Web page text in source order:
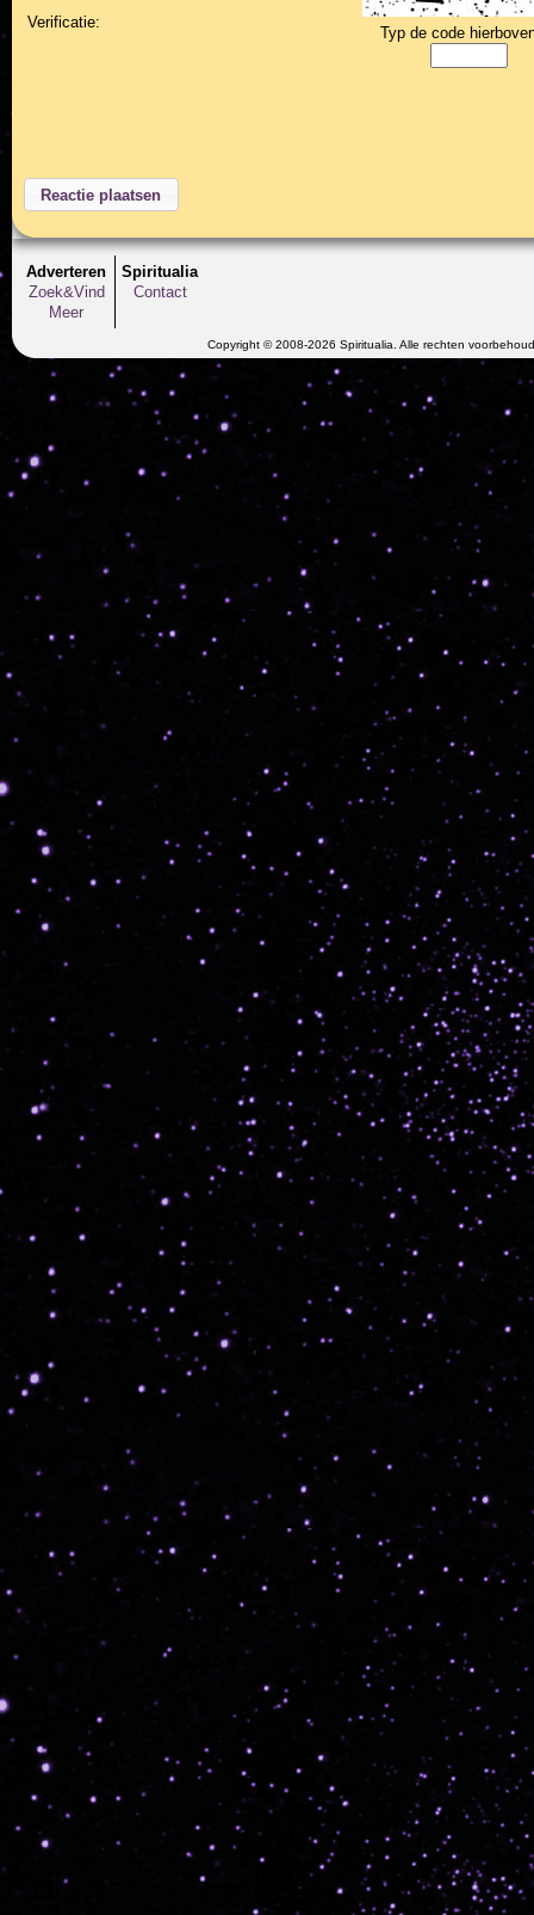
Verificatie:
Typ de code
Adverteren
Zoek&Vind
Meer
Spiritualia
Contact
Copyright © 2008-2026 Spiritualia. Alle rechten